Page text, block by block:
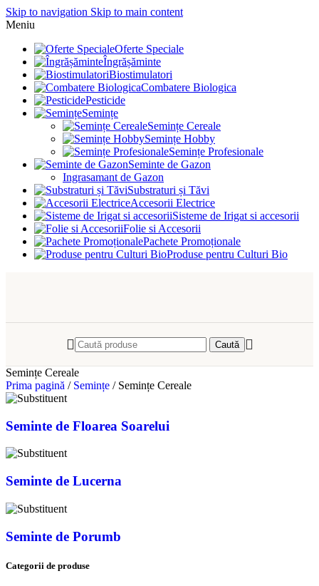
Skip to navigation Skip to main content
Meniu
Oferte Speciale
Îngrășăminte
Biostimulatori
Combatere Biologica
Pesticide
Semințe
Semințe Cereale
Semințe Hobby
Semințe Profesionale
Seminte de Gazon
Ingrasamant de Gazon
Substraturi și Tăvi
Accesorii Electrice
Sisteme de Irigat si accesorii
Folie si Accesorii
Pachete Promoționale
Produse pentru Culturi Bio
Caută
Semințe Cereale
Prima pagină / Semințe / Semințe Cereale
Seminte de Floarea Soarelui
Seminte de Lucerna
Seminte de Porumb
Categorii de produse